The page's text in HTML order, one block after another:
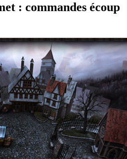
: commandes écoup